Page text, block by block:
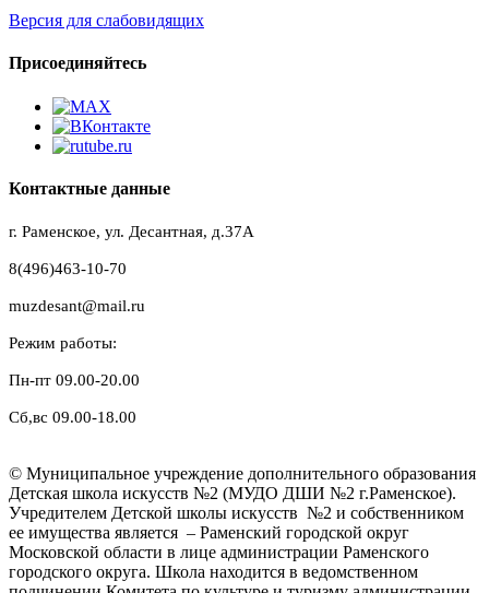
Версия для слабовидящих
Присоединяйтесь
Контактные данные
г. Раменское, ул. Десантная, д.37A
8(496)463-10-70
muzdesant@mail.ru
Режим работы:
Пн-пт 09.00-20.00
Сб,вс 09.00-18.00
© Муниципальное учреждение дополнительного образования
Детская школа искусств №2 (МУДО ДШИ №2 г.Раменское).
Учредителем Детской школы искусств №2 и собственником
ее имущества является – Раменский городской округ
Московской области в лице администрации Раменского
городского округа. Школа находится в ведомственном